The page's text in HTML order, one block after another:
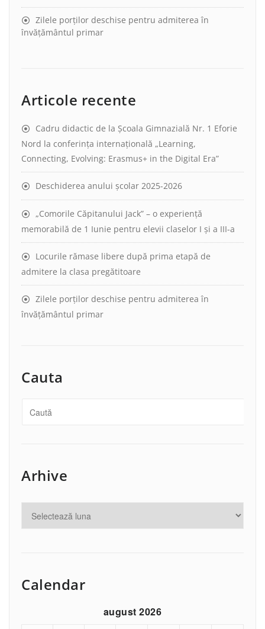
Zilele porților deschise pentru admiterea în
învățământul primar
Articole recente
Cadru didactic de la Școala Gimnazială Nr. 1 Eforie
Nord la conferința internațională „Learning,
Connecting, Evolving: Erasmus+ in the Digital Era”
Deschiderea anului școlar 2025-2026
„Comorile Căpitanului Jack” – o experiență
memorabilă de 1 Iunie pentru elevii claselor I și a III-a
Locurile rămase libere după prima etapă de
admitere la clasa pregătitoare
Zilele porților deschise pentru admiterea în
învățământul primar
Cauta
Arhive
Calendar
august 2026